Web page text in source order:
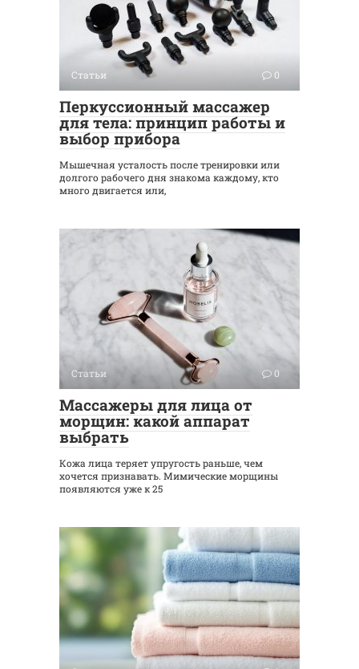
Статьи 0
Перкуссионный массажер
для тела: принцип работы и
выбор прибора
Мышечная усталость после тренировки или
долгого рабочего дня знакома каждому, кто
много двигается или,
Статьи 0
Массажеры для лица от
морщин: какой аппарат
выбрать
Кожа лица теряет упругость раньше, чем
хочется признавать. Мимические морщины
появляются уже к 25